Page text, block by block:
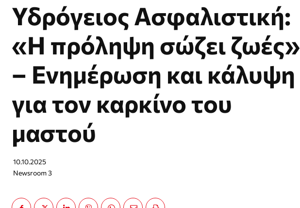
Υδρόγειος Ασφαλιστική:
«Η πρόληψη σώζει ζωές»
– Ενημέρωση και κάλυψη
για τον καρκίνο του
μαστού
10.10.2025
Newsroom 3